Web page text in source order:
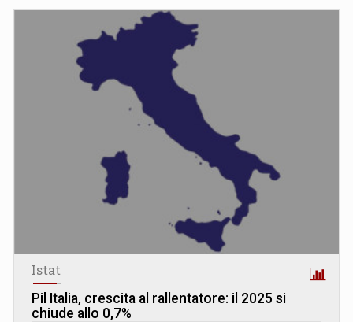
Istat
Pil Italia, crescita al rallentatore: il 2025 si
chiude allo 0,7%